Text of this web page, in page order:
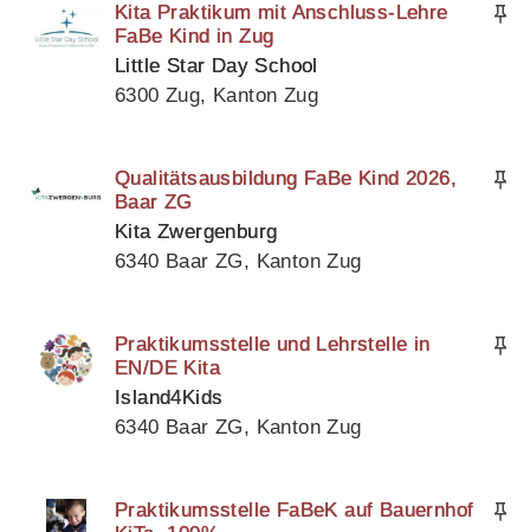
Kita Praktikum mit Anschluss-Lehre
FaBe Kind in Zug
Little Star Day School
6300 Zug, Kanton Zug
Qualitätsausbildung FaBe Kind 2026,
Baar ZG
Kita Zwergenburg
6340 Baar ZG, Kanton Zug
Praktikumsstelle und Lehrstelle in
EN/DE Kita
Island4Kids
6340 Baar ZG, Kanton Zug
Praktikumsstelle FaBeK auf Bauernhof